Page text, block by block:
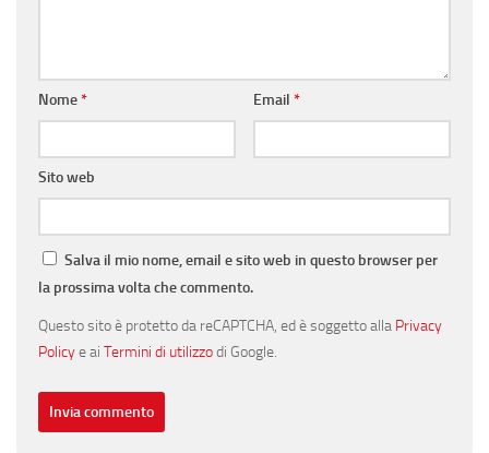
Nome* Email *
Sito web
Salva il mio nome, email e sito web in questo browser per
la prossima volta che commento.
Questo sito è protetto da reCAPTCHA, ed è soggetto alla Privacy
Policye ai Termini di utilizzodi Google.